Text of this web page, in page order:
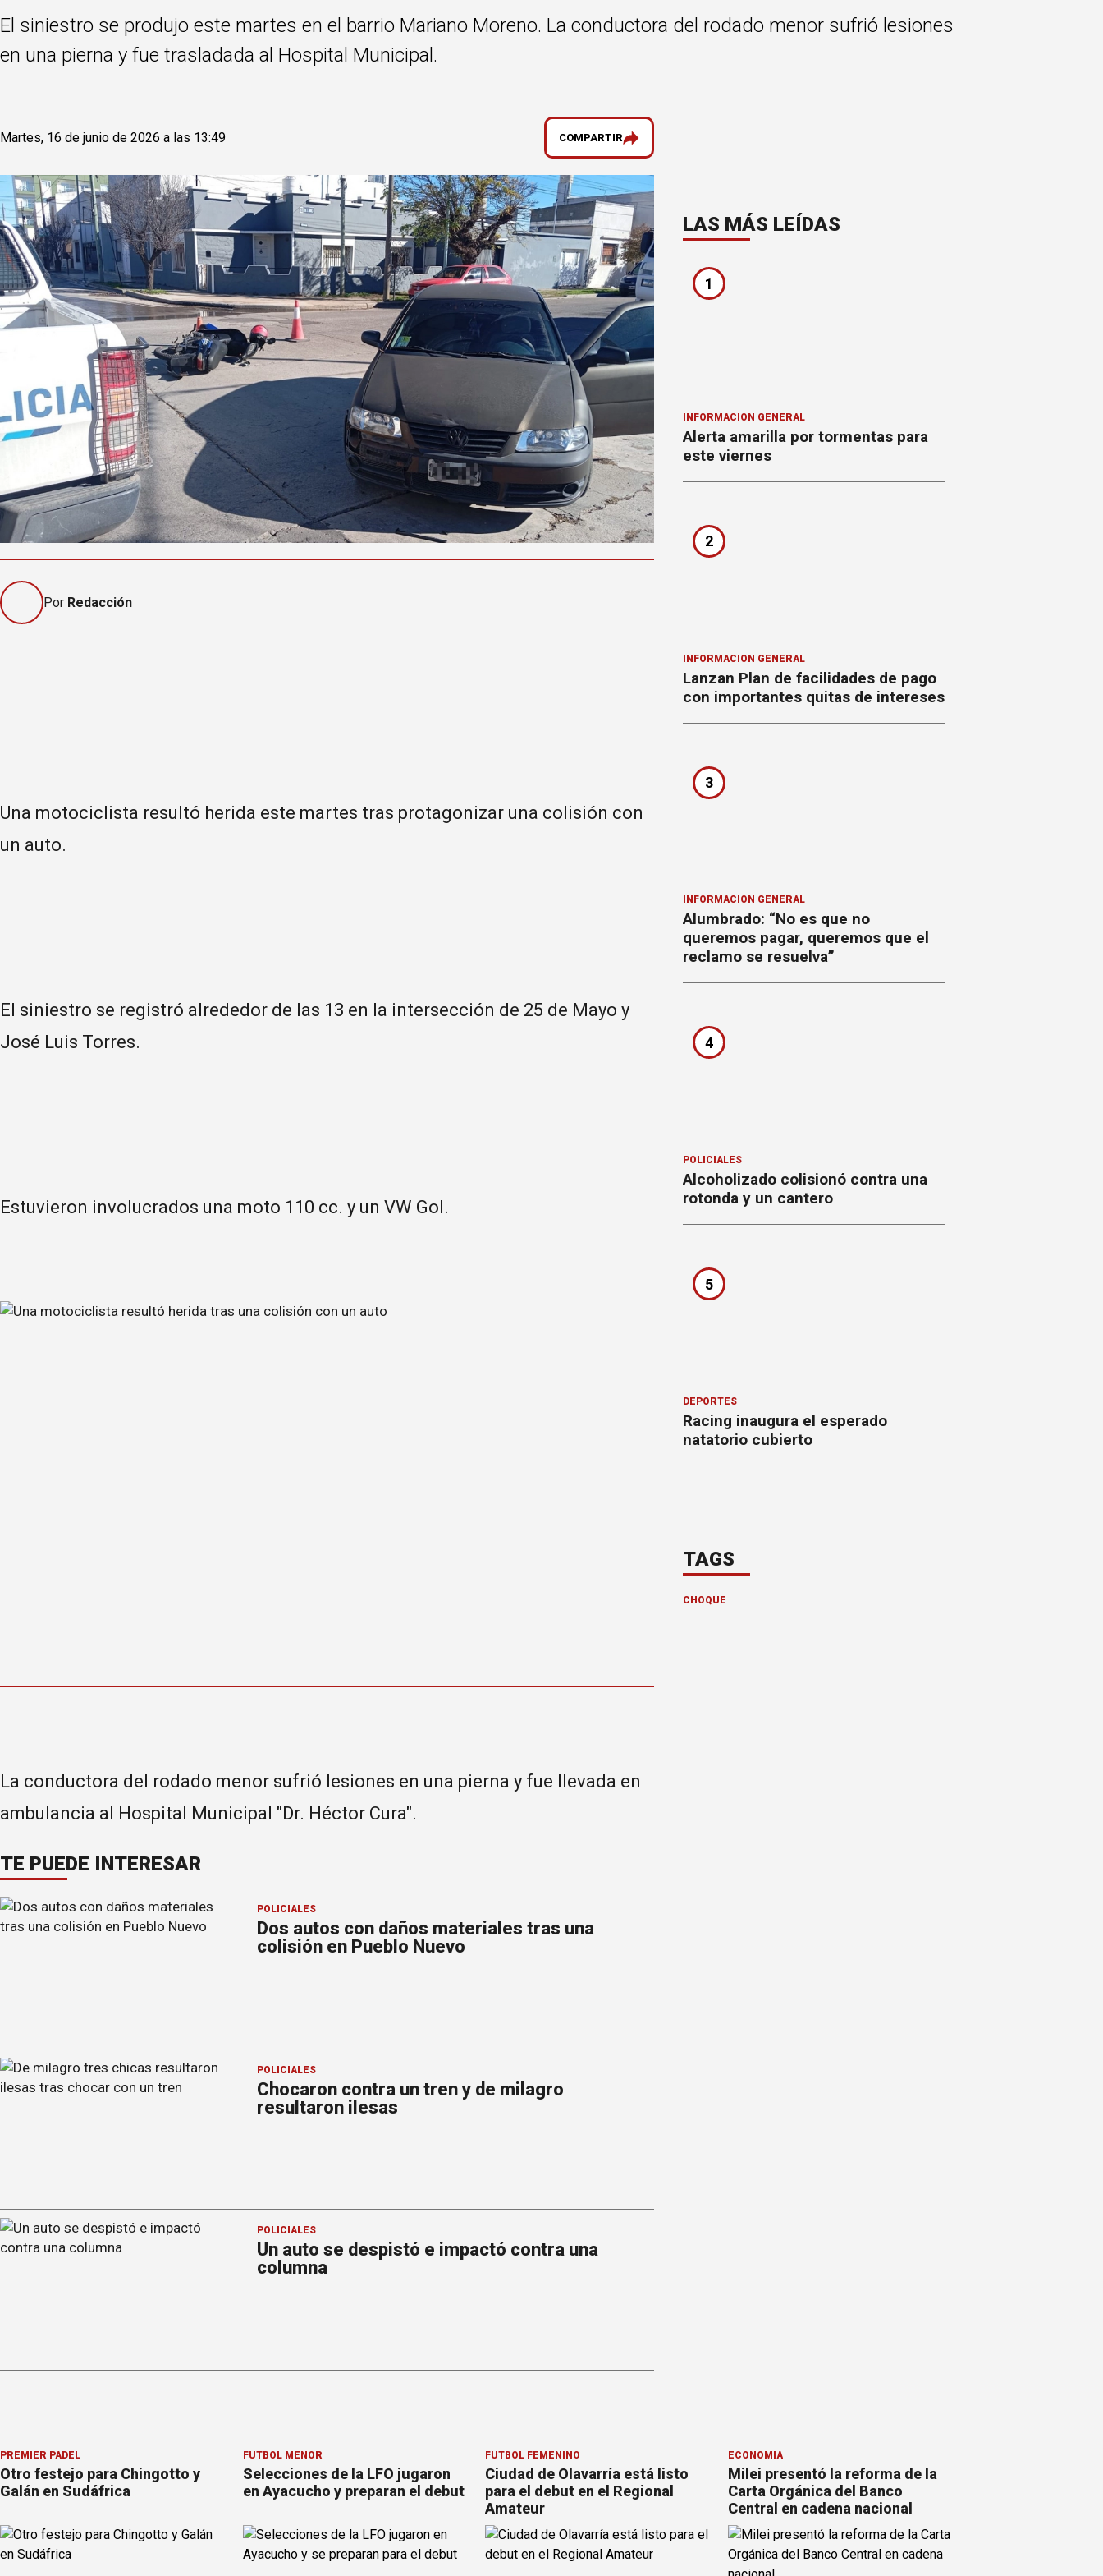
El siniestro se produjo este martes en el barrio Mariano Moreno. La conductora del rodado menor sufrió lesiones
en una pierna y fue trasladada al Hospital Municipal.
Martes, 16 de junio de 2026 a las 13:49 COMPARTIR
Por Redacción
Una motociclista resultó herida este martes tras protagonizar una colisión con
un auto.
El siniestro se registró alrededor de las 13 en la intersección de 25 de Mayo y
José Luis Torres.
Estuvieron involucrados una moto 110 cc. y un VW Gol.
La conductora del rodado menor sufrió lesiones en una pierna y fue llevada en
ambulancia al Hospital Municipal "Dr. Héctor Cura".
TE PUEDE INTERESAR
POLICIALES
Dos autos con daños materiales tras una
colisión en Pueblo Nuevo
POLICIALES
Chocaron contra un tren y de milagro
resultaron ilesas
POLICIALES
Un auto se despistó e impactó contra una
columna
LAS MÁS LEÍDAS
1
INFORMACION GENERAL
Alerta amarilla por tormentas para
este viernes
2
INFORMACION GENERAL
Lanzan Plan de facilidades de pago
con importantes quitas de intereses
3
INFORMACION GENERAL
Alumbrado: “No es que no
queremos pagar, queremos que el
reclamo se resuelva”
4
POLICIALES
Alcoholizado colisionó contra una
rotonda y un cantero
5
DEPORTES
Racing inaugura el esperado
natatorio cubierto
TAGS
CHOQUE
PREMIER PÁDEL
Otro festejo para Chingotto y
Galán en Sudáfrica
FÚTBOL MENOR
Selecciones de la LFO jugaron
en Ayacucho y preparan el debut
FÚTBOL FEMENINO
Ciudad de Olavarría está listo
para el debut en el Regional
Amateur
ECONOMÍA
Milei presentó la reforma de la
Carta Orgánica del Banco
Central en cadena nacional